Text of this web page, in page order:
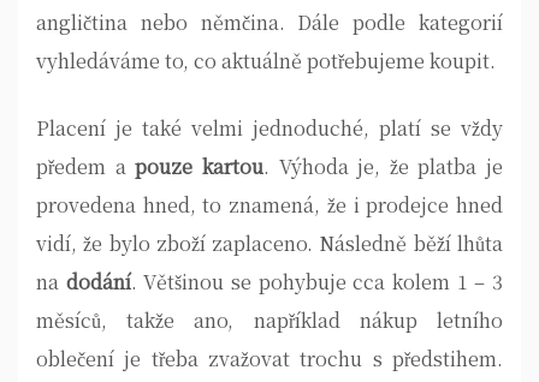
angličtina nebo němčina. Dále podle kategorií
vyhledáváme to, co aktuálně potřebujeme koupit.
Placení je také velmi jednoduché, platí se vždy
předem apouze kartou. Výhoda je, že platba je
provedena hned, to znamená, že i prodejce hned
vidí, že bylo zboží zaplaceno. Následně běží lhůta
na dodání. Většinou se pohybuje cca kolem 1 – 3
měsíců, takže ano, například nákup letního
oblečení je třeba zvažovat trochu s předstihem.